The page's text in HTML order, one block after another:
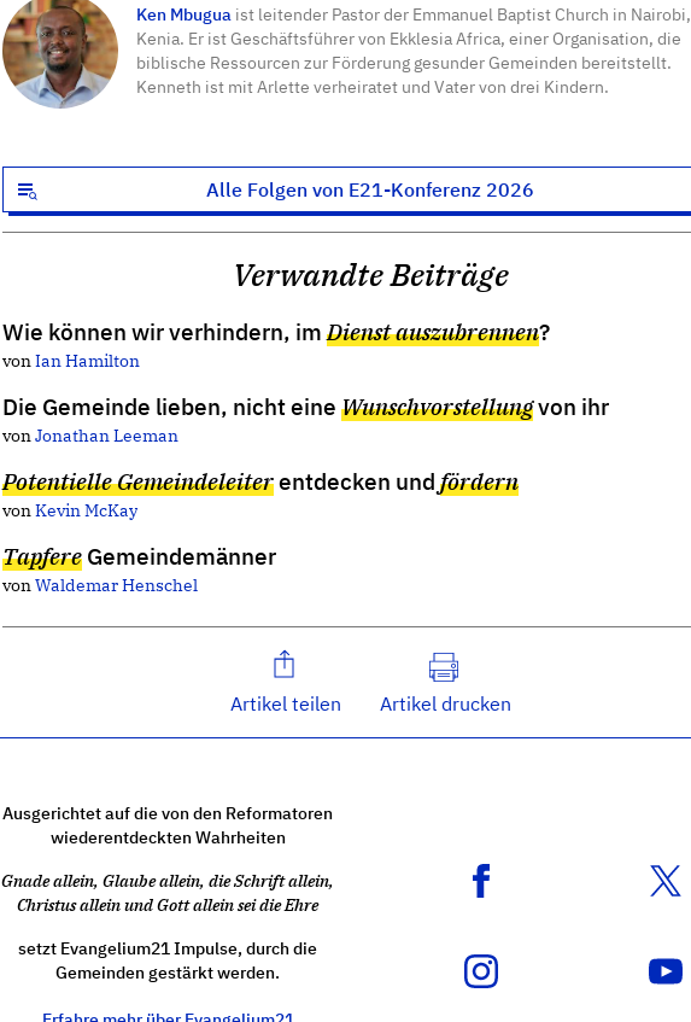
Ken Mbugua ist leitender Pastor der Emmanuel Baptist Church in Nairobi,
Kenia. Er ist Geschäftsführer von Ekklesia Africa, einer Organisation, die
biblische Ressourcen zur Förderung gesunder Gemeinden bereitstellt.
Kenneth ist mit Arlette verheiratet und Vater von drei Kindern.
Alle Folgen von E21-Konferenz 2026
Verwandte Beiträge
Wie können wir verhindern, im Dienst auszubrennen?
von Ian Hamilton
Die Gemeinde lieben, nicht eine Wunschvorstellungvon ihr
von Jonathan Leeman
Potentielle Gemeindeleiterentdecken und fördern
von Kevin McKay
Tapfere Gemeindemänner
von Waldemar Henschel
Artikel teilen Artikel drucken
Ausgerichtet auf die von den Reformatoren
wiederentdeckten Wahrheiten
Gnade allein, Glaube allein, die Schrift allein,
Christus allein und Gott allein sei die Ehre
setzt Evangelium21 Impulse, durch die
Gemeinden gestärkt werden.